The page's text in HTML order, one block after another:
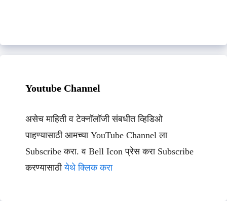
Youtube Channel
असेच माहिती व टेक्नॉलॉजी संबधीत व्हिडिओ
पाहण्यासाठी आमच्या YouTube Channel ला
Subscribe करा. व Bell Icon प्रेस करा Subscribe
करण्यासाठीयेथे क्लिक करा